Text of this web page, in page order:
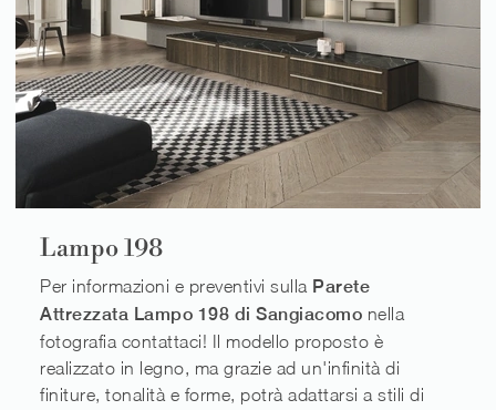
Lampo 198
Per informazioni e preventivi sulla Parete
Attrezzata Lampo 198 di Sangiacomo nella
fotografia contattaci! Il modello proposto è
realizzato in legno, ma grazie ad un'infinità di
finiture, tonalità e forme, potrà adattarsi a stili di